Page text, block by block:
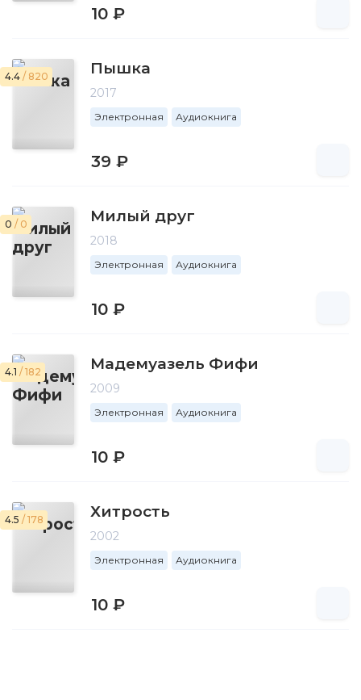
10 ₽
4.4 / 820 Пышка
2017
Электронная Аудиокнига
39 ₽
0 / 0 Милый друг
2018
Электронная Аудиокнига
10 ₽
4.1 / 182 Мадемуазель Фифи
2009
Электронная Аудиокнига
10 ₽
4.5 / 178 Хитрость
2002
Электронная Аудиокнига
10 ₽